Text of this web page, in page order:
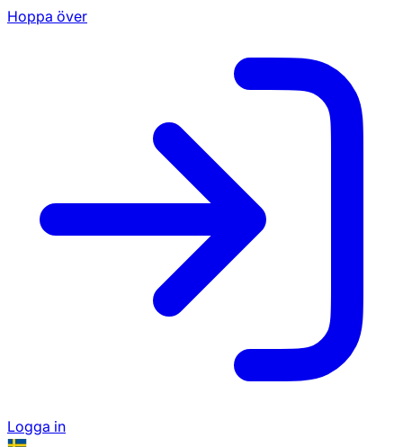
Hoppa över
Logga in